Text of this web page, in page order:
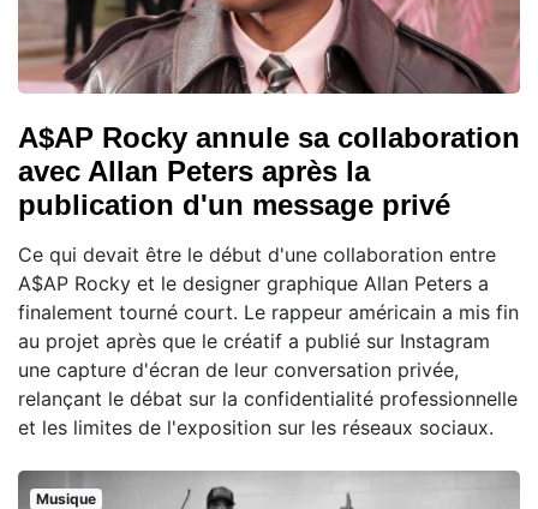
A$AP Rocky annule sa collaboration
avec Allan Peters après la
publication d'un message privé
Ce qui devait être le début d'une collaboration entre
A$AP Rocky et le designer graphique Allan Peters a
finalement tourné court. Le rappeur américain a mis fin
au projet après que le créatif a publié sur Instagram
une capture d'écran de leur conversation privée,
relançant le débat sur la confidentialité professionnelle
et les limites de l'exposition sur les réseaux sociaux.
Musique